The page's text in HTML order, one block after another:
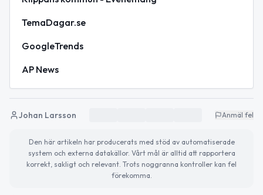
TemaDagar.se
GoogleTrends
AP News
Johan Larsson Anmäl fel
Den här artikeln har producerats med stöd av automatiserade
system och externa datakällor. Vårt mål är alltid att rapportera
korrekt, sakligt och relevant. Trots noggranna kontroller kan fel
förekomma.